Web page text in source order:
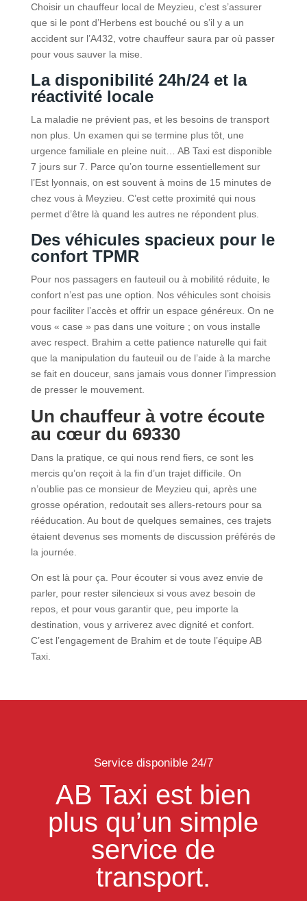
Choisir un chauffeur local de Meyzieu, c’est s’assurer
que si le pont d’Herbens est bouché ou s’il y a un
accident sur l’A432, votre chauffeur saura par où passer
pour vous sauver la mise.
La disponibilité 24h/24 et la
réactivité locale
La maladie ne prévient pas, et les besoins de transport
non plus. Un examen qui se termine plus tôt, une
urgence familiale en pleine nuit… AB Taxi est disponible
7 jours sur 7. Parce qu’on tourne essentiellement sur
l’Est lyonnais, on est souvent à moins de 15 minutes de
chez vous à Meyzieu. C’est cette proximité qui nous
permet d’être là quand les autres ne répondent plus.
Des véhicules spacieux pour le
confort TPMR
Pour nos passagers en fauteuil ou à mobilité réduite, le
confort n’est pas une option. Nos véhicules sont choisis
pour faciliter l’accès et offrir un espace généreux. On ne
vous « case » pas dans une voiture ; on vous installe
avec respect. Brahim a cette patience naturelle qui fait
que la manipulation du fauteuil ou de l’aide à la marche
se fait en douceur, sans jamais vous donner l’impression
de presser le mouvement.
Un chauffeur à votre écoute
au cœur du 69330
Dans la pratique, ce qui nous rend fiers, ce sont les
mercis qu’on reçoit à la fin d’un trajet difficile. On
n’oublie pas ce monsieur de Meyzieu qui, après une
grosse opération, redoutait ses allers-retours pour sa
rééducation. Au bout de quelques semaines, ces trajets
étaient devenus ses moments de discussion préférés de
la journée.
On est là pour ça. Pour écouter si vous avez envie de
parler, pour rester silencieux si vous avez besoin de
repos, et pour vous garantir que, peu importe la
destination, vous y arriverez avec dignité et confort.
C’est l’engagement de Brahim et de toute l’équipe AB
Taxi.
Service disponible 24/7
AB Taxi est bien
plus qu’un simple
service de
transport.